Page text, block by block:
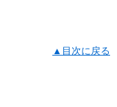
▲目次に戻る